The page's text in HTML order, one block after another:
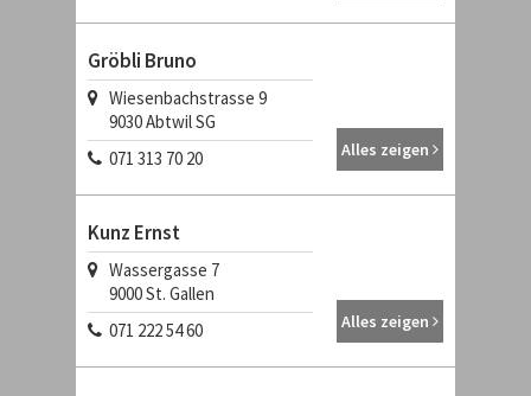
Gröbli Bruno
Wiesenbachstrasse 9
9030Abtwil SG
071 313 70 20
Alles zeigen
Kunz Ernst
Wassergasse 7
9000St. Gallen
071 222 54 60
Alles zeigen